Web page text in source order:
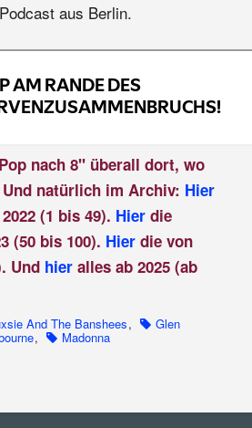
aus Berlin.
nach 8" überall dort, wo
natürlich im Archiv: Hier
(1 bis 49). Hierdie
(50 bis 100). Hier die von
Und hier alles ab 2025 (ab
And The Banshees, Glen
, Madonna